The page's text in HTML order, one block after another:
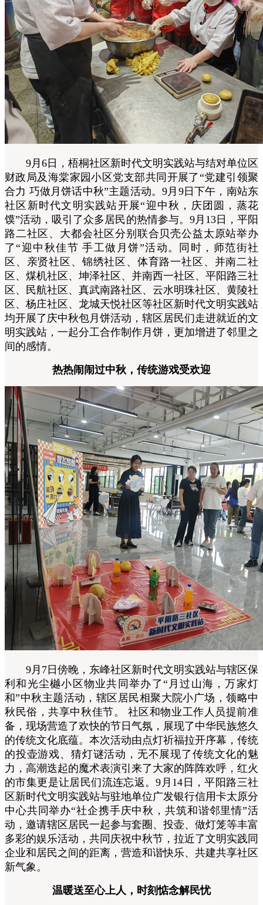
9月6日，梧桐社区新时代文明实践站与结对单位区
财政局及海棠家园小区党支部共同开展了“党建引领聚
合力 巧做月饼话中秋”主题活动。9月9日下午，南站东
社区新时代文明实践站开展“迎中秋，庆团圆，蒸花
馍”活动，吸引了众多居民的热情参与。9月13日，平阳
路二社区、大都会社区分别联合贝壳公益太原站举办
了“迎中秋佳节 手工做月饼”活动。同时，师范街社
区、亲贤社区、锦绣社区、体育路一社区、并南二社
区、煤机社区、坤泽社区、并南西一社区、平阳路三社
区、民航社区、真武南路社区、云水明珠社区、黄陵社
区、杨庄社区、龙城天悦社区等社区新时代文明实践站
均开展了庆中秋包月饼活动，辖区居民们走进就近的文
明实践站，一起分工合作制作月饼，更加增进了邻里之
间的感情。
热热闹闹过中秋，传统游戏受欢迎
9月7日傍晚，东峰社区新时代文明实践站与辖区保
利和光尘樾小区物业共同举办了“月过山海，万家灯
和”中秋主题活动，辖区居民相聚大院小广场，领略中
秋民俗，共享中秋佳节。 社区和物业工作人员提前准
备，现场营造了欢快的节日气氛，展现了中华民族悠久
的传统文化底蕴。本次活动由点灯祈福拉开序幕，传统
的投壶游戏、猜灯谜活动，无不展现了传统文化的魅
力，高潮迭起的魔术表演引来了大家的阵阵欢呼，红火
的市集更是让居民们流连忘返。9月14日，平阳路三社
区新时代文明实践站与驻地单位广发银行信用卡太原分
中心共同举办“社企携手庆中秋，共筑和谐邻里情”活
动，邀请辖区居民一起参与套圈、投壶、做灯笼等丰富
多彩的娱乐活动，共同庆祝中秋节，拉近了文明实践同
企业和居民之间的距离，营造和谐快乐、共建共享社区
新气象。
温暖送至心上人，时刻惦念解民忧